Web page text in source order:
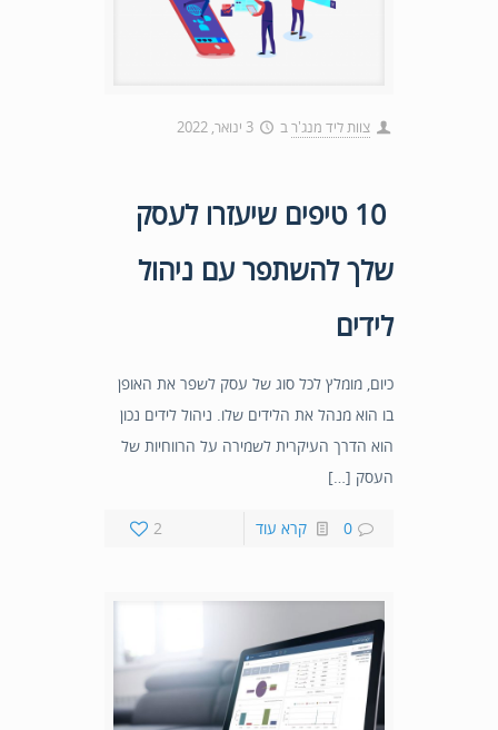
צוות ליד מנג'רב 3 ינואר, 2022
10 טיפים שיעזרו לעסק
שלך להשתפר עם ניהול
לידים
כיום, מומלץ לכל סוג של עסק לשפר את האופן
בו הוא מנהל את הלידים שלו. ניהול לידים נכון
הוא הדרך העיקרית לשמירה על הרווחיות של
העסק […]
2 0 קרא עוד